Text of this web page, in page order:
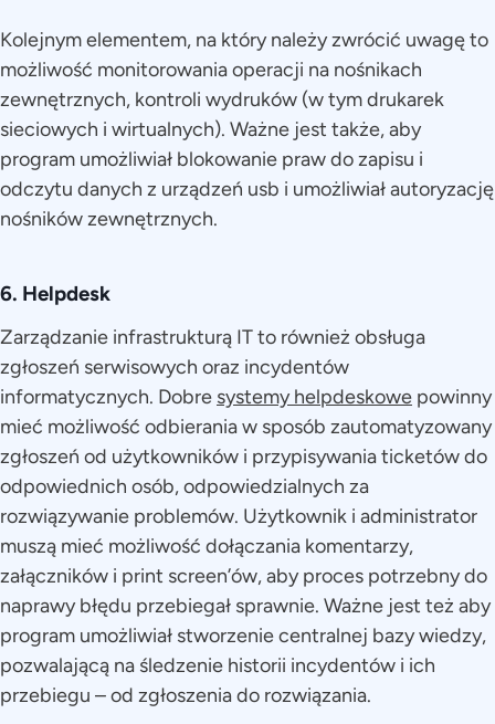
Kolejnym elementem, na który należy zwrócić uwagę to
możliwość monitorowania operacji na nośnikach
zewnętrznych, kontroli wydruków (w tym drukarek
sieciowych i wirtualnych). Ważne jest także, aby
program umożliwiał blokowanie praw do zapisu i
odczytu danych z urządzeń usb i umożliwiał autoryzację
nośników zewnętrznych.
6. Helpdesk
Zarządzanie infrastrukturą IT to również obsługa
zgłoszeń serwisowych oraz incydentów
informatycznych. Dobre systemy helpdeskowe powinny
mieć możliwość odbierania w sposób zautomatyzowany
zgłoszeń od użytkowników i przypisywania ticketów do
odpowiednich osób, odpowiedzialnych za
rozwiązywanie problemów. Użytkownik i administrator
muszą mieć możliwość dołączania komentarzy,
załączników i print screen’ów, aby proces potrzebny do
naprawy błędu przebiegał sprawnie. Ważne jest też aby
program umożliwiał stworzenie centralnej bazy wiedzy,
pozwalającą na śledzenie historii incydentów i ich
przebiegu – od zgłoszenia do rozwiązania.